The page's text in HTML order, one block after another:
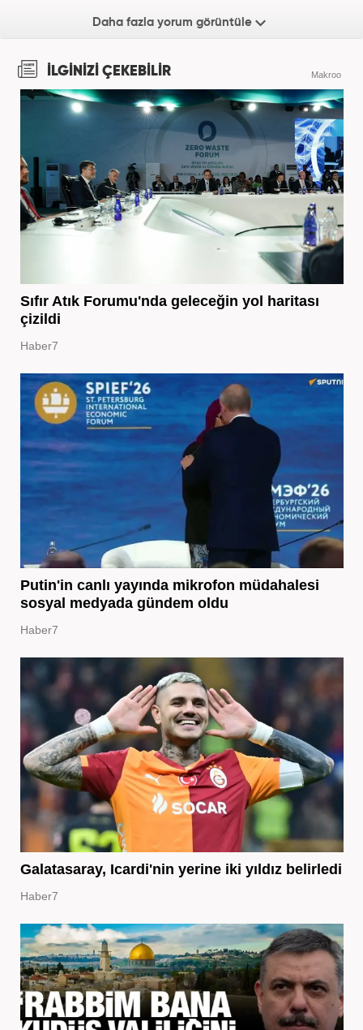
Daha fazla yorum görüntüle
İLGİNİZİ ÇEKEBİLİR Makroo
Sıfır Atık Forumu'nda geleceğin yol haritası
çizildi
Haber7
Putin'in canlı yayında mikrofon müdahalesi
sosyal medyada gündem oldu
Haber7
Galatasaray, Icardi'nin yerine iki yıldız belirledi
Haber7